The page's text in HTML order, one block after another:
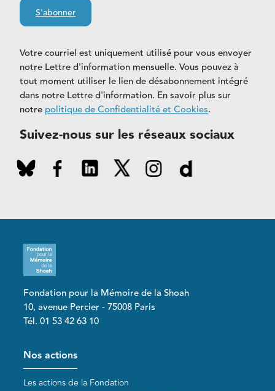
S'abonner
Votre courriel est uniquement utilisé pour vous envoyer
notre Lettre d'information mensuelle. Vous pouvez à
tout moment utiliser le lien de désabonnement intégré
dans notre Lettre d'information. En savoir plus sur
notre politique de Confidentialité et Cookies.
Suivez-nous sur les réseaux sociaux
Fondation pour la Mémoire de la Shoah
10, avenue Percier - 75008 Paris
Tél. 01 53 42 63 10
Pied de page
Nos actions
Les actions de la Fondation